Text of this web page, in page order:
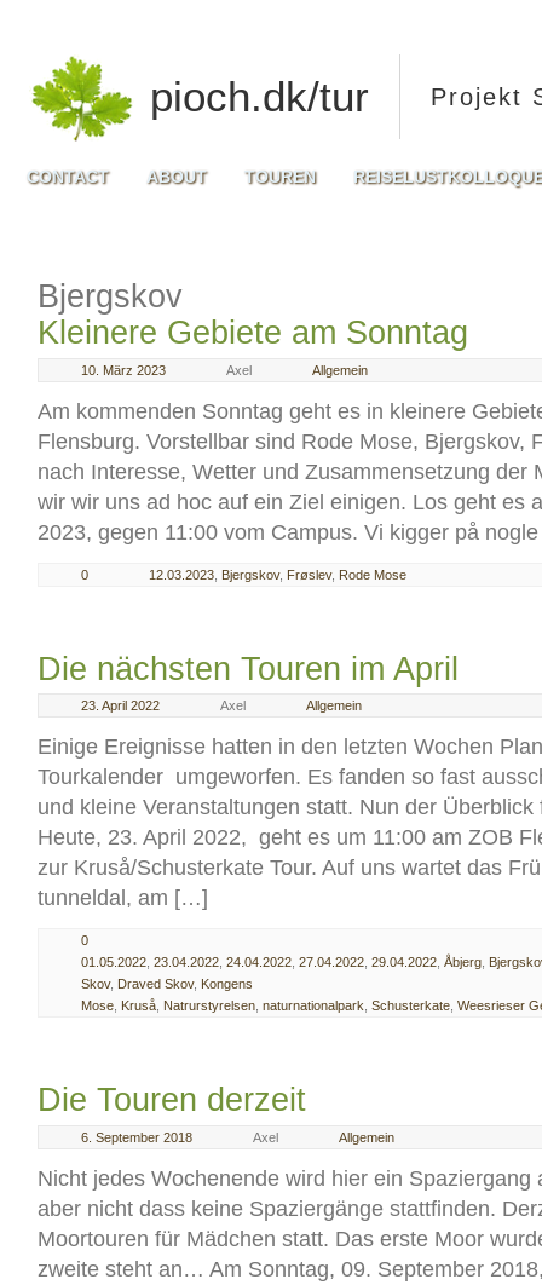
pioch.dk/tur Projekt
CONTACT ABOUT TOUREN
Bjergskov
Kleinere Gebiete am Sonntag
10. März 2023 Axel Allgemein
Am kommenden Sonntag geht es in kleinere
Flensburg. Vorstellbar sind Rode Mose,
nach Interesse, Wetter und Zusammensetzung der
wir wir uns ad hoc auf ein Ziel einigen. Los geht es
2023, gegen 11:00 vom Campus. Vi kigger på
0 12.03.2023 Bjergskov, Frøslev, Rode Mose
Die nächsten Touren im April
23. April 2022 Axel Allgemein
Einige Ereignisse hatten in den letzten Wochen
Tourkalender umgeworfen. Es fanden so fast
und kleine Veranstaltungen statt. Nun der Überblick
Heute, 23. April 2022, geht es um 11:00 am ZOB
zur Kruså/Schusterkate Tour. Auf uns wartet das
tunneldal, am […]
0
01.05.2022 23.04.2022 24.04.2022 27.04.2022 29.04.2022 Åbjerg
Skov, Draved Skov, Kongens
Mose Kruså Natrurstyrelsen naturnationalpark Schusterkate Weesrieser
Die Touren derzeit
6. September 2018 Axel Allgemein
Nicht jedes Wochenende wird hier ein Spaziergang
aber nicht dass keine Spaziergänge stattfinden.
Moortouren für Mädchen statt. Das erste Moor
zweite steht an… Am Sonntag, 09. September